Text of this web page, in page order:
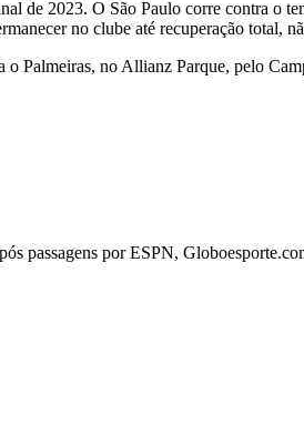
de 2023. O São Paulo corre contra o
no clube até recuperação total,
Palmeiras, no Allianz Parque, pelo
passagens por ESPN,